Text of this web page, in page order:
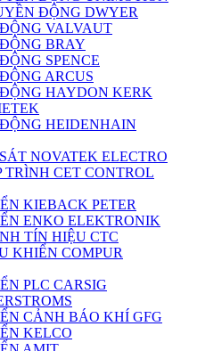
ĐỘNG DWYER
VALVAUT
BRAY
SPENCE
ARCUS
HAYDON KERK
HEIDENHAIN
NOVATEK ELECTRO
TRÌNH CET CONTROL
KIEBACK PETER
ENKO ELEKTRONIK
TÍN HIỆU CTC
KHIỂN COMPUR
PLC CARSIG
CẢNH BÁO KHÍ GFG
KELCO